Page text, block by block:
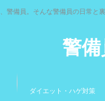
警
警備員。そんな警備員の日常と
ダイエット・ハゲ対策